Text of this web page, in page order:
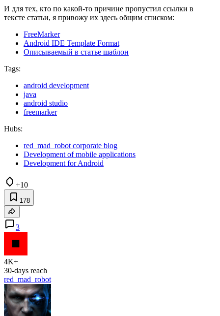
И для тех, кто по какой-то причине пропустил ссылки в
тексте статьи, я привожу их здесь общим списком:
FreeMarker
Android IDE Template Format
Описываемый в статье шаблон
Tags:
android development
java
android studio
freemarker
Hubs:
red_mad_robot corporate blog
Development of mobile applications
Development for Android
+10
178
3
4K+
30-days reach
red_mad_robot